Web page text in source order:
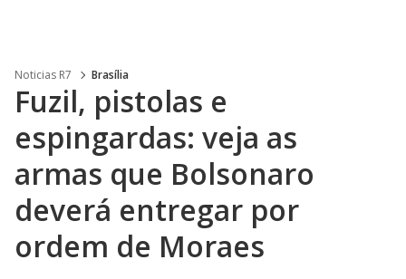
Noticias R7 Brasília
Fuzil, pistolas e
espingardas: veja as
armas que Bolsonaro
deverá entregar por
ordem de Moraes